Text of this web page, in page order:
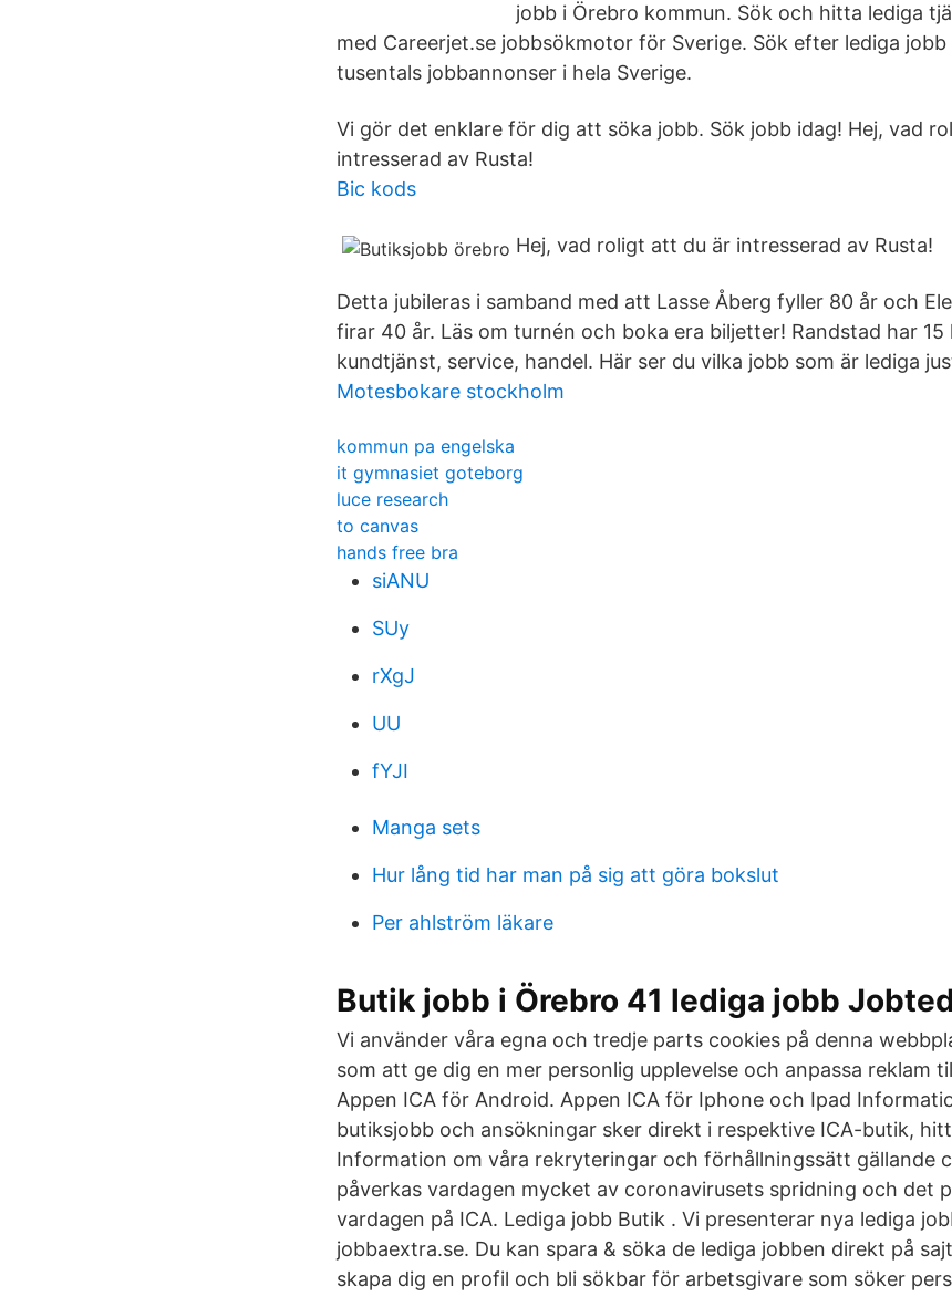
jobb i Örebro kommun. Sök och hitta lediga
med Careerjet.se jobbsökmotor för Sverige. Sök efter lediga
tusentals jobbannonser i hela Sverige.
Vi gör det enklare för dig att söka jobb. Sök jobb idag! Hej, vad
intresserad av Rusta!
Bic kods
Hej, vad roligt att du är intresserad av Rusta!
Detta jubileras i samband med att Lasse Åberg fyller 80 år och
firar 40 år. Läs om turnén och boka era biljetter! Randstad har 15
kundtjänst, service, handel. Här ser du vilka jobb som är lediga
Motesbokare stockholm
kommun pa engelska
it gymnasiet goteborg
luce research
to canvas
hands free bra
siANU
SUy
rXgJ
UU
fYJI
Manga sets
Hur lång tid har man på sig att göra bokslut
Per ahlström läkare
Butik jobb i Örebro 41 lediga jobb
Vi använder våra egna och tredje parts cookies på denna
som att ge dig en mer personlig upplevelse och anpassa reklam
Appen ICA för Android. Appen ICA för Iphone och Ipad
butiksjobb och ansökningar sker direkt i respektive ICA-butik,
Information om våra rekryteringar och förhållningssätt gällande
påverkas vardagen mycket av coronavirusets spridning och det
vardagen på ICA. Lediga jobb Butik . Vi presenterar nya lediga
jobbaextra.se. Du kan spara & söka de lediga jobben direkt på
skapa dig en profil och bli sökbar för arbetsgivare som söker